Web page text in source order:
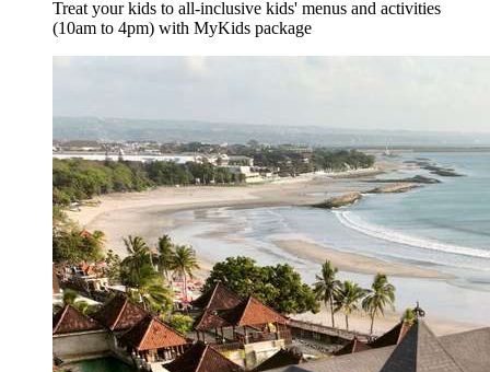
Treat your kids to all-inclusive kids' menus and activities
(10am to 4pm) with MyKids package